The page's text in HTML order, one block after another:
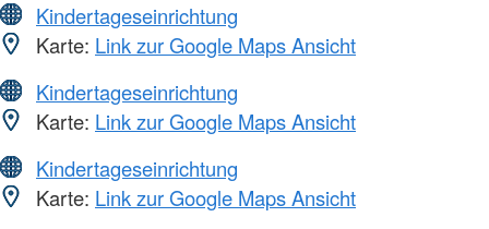
Kindertageseinrichtung
Karte: Link zur Google Maps Ansicht
Kindertageseinrichtung
Karte: Link zur Google Maps Ansicht
Kindertageseinrichtung
Karte: Link zur Google Maps Ansicht